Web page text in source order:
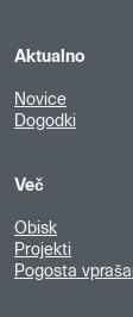
Aktualno
Novice
Dogodki
Več
Obisk
Projekti
Pogosta